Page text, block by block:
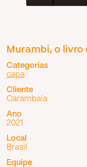
Murambi, o livro
Categorias
capa
Cliente
Carambaia
Ano
2021
Local
Brasil
Equipe